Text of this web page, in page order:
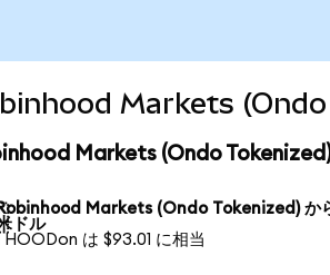
Markets (Ondo
Markets (Ondo
Markets (Ondo Tokenized) か
ドル
HOODon は $93.01 に相当